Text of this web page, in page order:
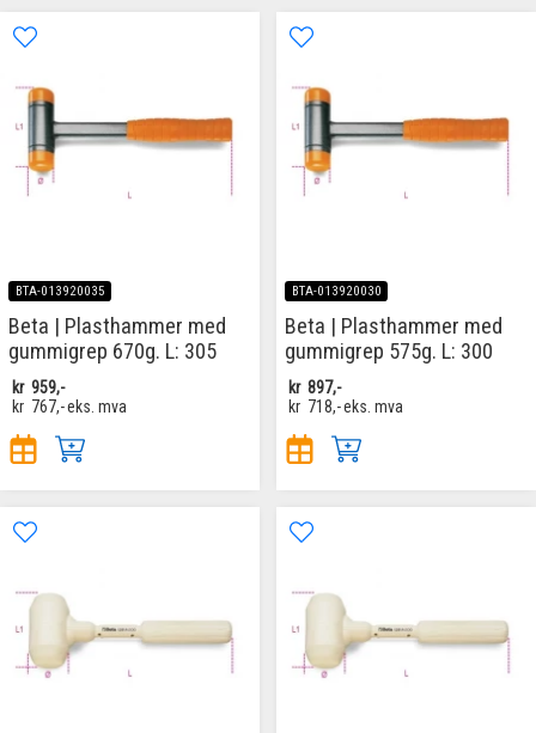
BTA-013920035
Beta | Plasthammer med
gummigrep 670g. L: 305
kr 959,-
kr 767,-eks. mva
BTA-013920030
Beta | Plasthammer med
gummigrep 575g. L: 300
kr 897,-
kr 718,-eks. mva